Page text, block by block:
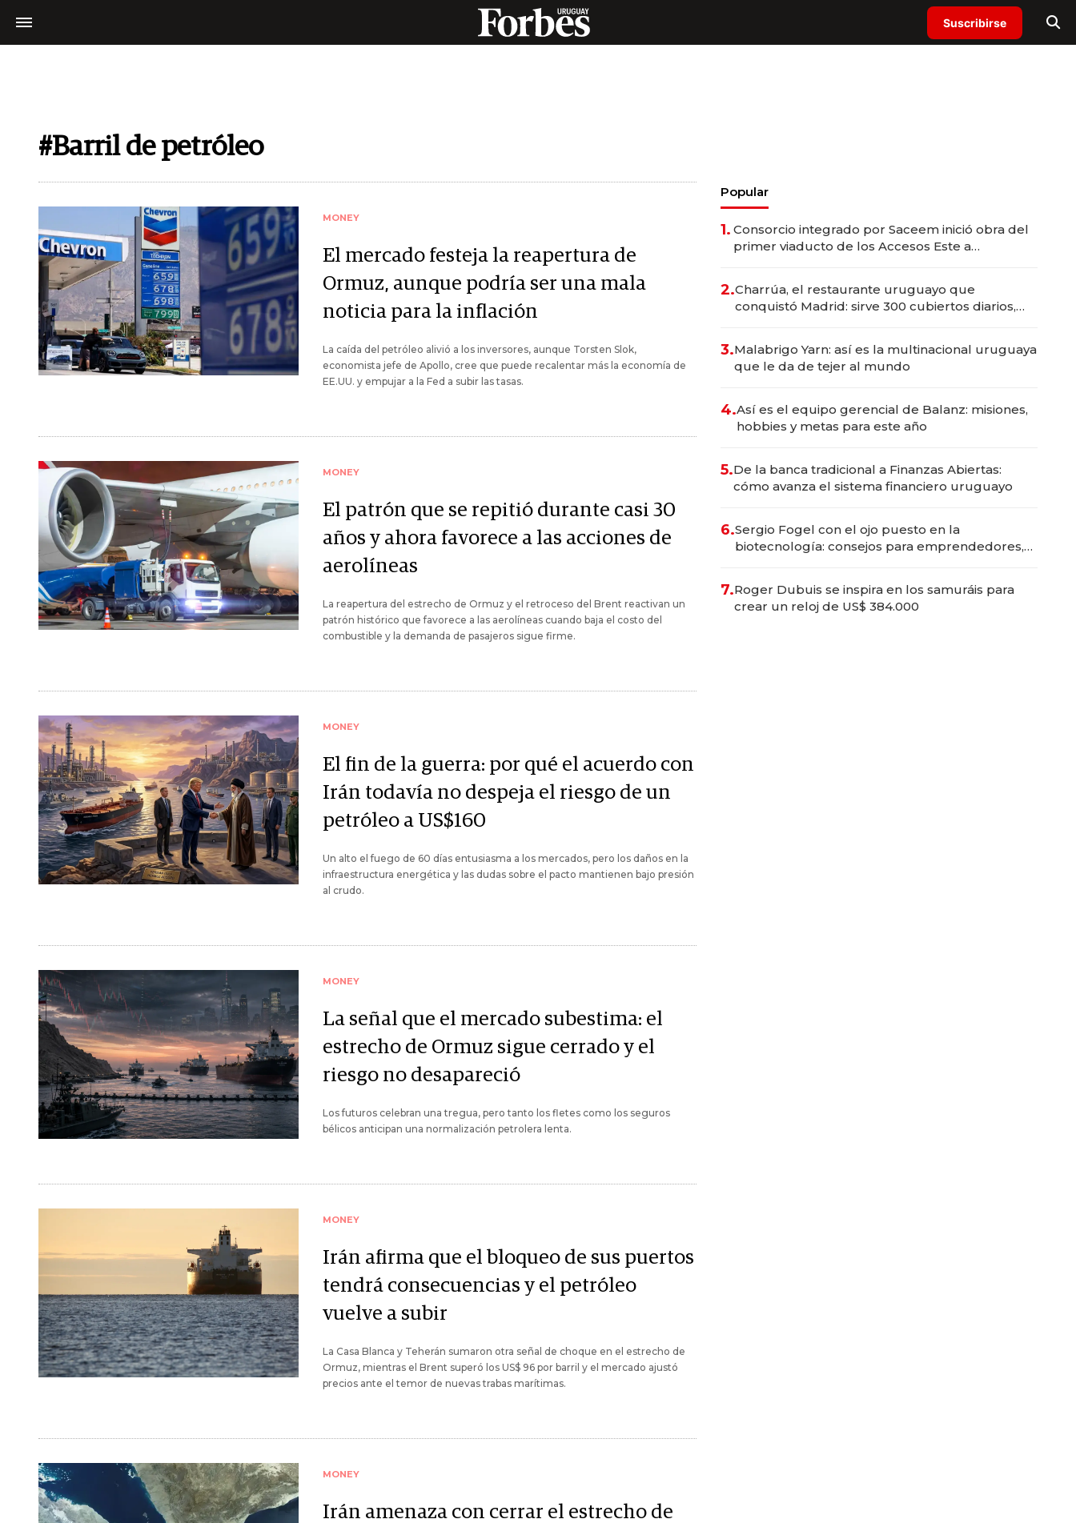
Suscribirse
#Barril de petróleo
MONEY
El mercado festeja la reapertura de
Ormuz, aunque podría ser una mala
noticia para la inflación
La caída del petróleo alivió a los inversores, aunque Torsten Slok,
economista jefe de Apollo, cree que puede recalentar más la economía de
EE.UU. y empujar a la Fed a subir las tasas.
MONEY
El patrón que se repitió durante casi 30
años y ahora favorece a las acciones de
aerolíneas
La reapertura del estrecho de Ormuz y el retroceso del Brent reactivan un
patrón histórico que favorece a las aerolíneas cuando baja el costo del
combustible y la demanda de pasajeros sigue firme.
MONEY
El fin de la guerra: por qué el acuerdo con
Irán todavía no despeja el riesgo de un
petróleo a US$160
Un alto el fuego de 60 días entusiasma a los mercados, pero los daños en la
infraestructura energética y las dudas sobre el pacto mantienen bajo presión
al crudo.
MONEY
La señal que el mercado subestima: el
estrecho de Ormuz sigue cerrado y el
riesgo no desapareció
Los futuros celebran una tregua, pero tanto los fletes como los seguros
bélicos anticipan una normalización petrolera lenta.
MONEY
Irán afirma que el bloqueo de sus puertos
tendrá consecuencias y el petróleo
vuelve a subir
La Casa Blanca y Teherán sumaron otra señal de choque en el estrecho de
Ormuz, mientras el Brent superó los US$ 96 por barril y el mercado ajustó
precios ante el temor de nuevas trabas marítimas.
MONEY
Irán amenaza con cerrar el estrecho de
Popular
1. Consorcio integrado por Saceem inició obra del
primer viaducto de los Accesos Este a
2.Charrúa, el restaurante uruguayo que
conquistó Madrid: sirve 300 cubiertos diarios,
3.Malabrigo Yarn: así es la multinacional uruguaya
que le da de tejer al mundo
4.Así es el equipo gerencial de Balanz: misiones,
hobbies y metas para este año
5.De la banca tradicional a Finanzas Abiertas:
cómo avanza el sistema financiero uruguayo
6.Sergio Fogel con el ojo puesto en la
biotecnología: consejos para emprendedores,
7.Roger Dubuis se inspira en los samuráis para
crear un reloj de US$ 384.000